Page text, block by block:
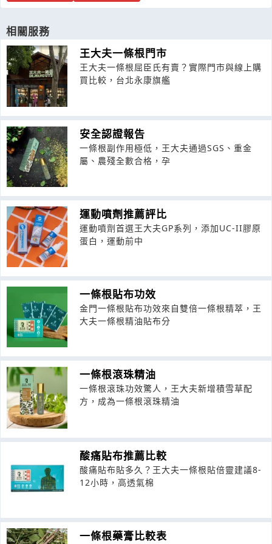
相關服務
王大夫一條根門市
王大夫一條根屈臣氏有賣？實際門市與線上購
買比較，台北永康旗艦
安全認證報告
一條根副作用極低，王大夫通過SGS、重金
屬、農殘全數合格，孕
運動噴劑推薦評比
運動噴劑首選王大夫GP系列，添加UC-II膠原
蛋白，運動前中
一條根貼布功效
金門一條根貼布功效來自雙倍一條根精萃，王
大夫一條根精油貼布分
一條根滾珠精油
一條根滾珠功效驚人，王大夫新增積雪草配
方，成為一條根滾珠精油
酸痛貼布推薦比較
酸痛貼布貼多久？王大夫一條根貼倍靈建議8-
12小時，高透氣棉
一條根藥膏比較表